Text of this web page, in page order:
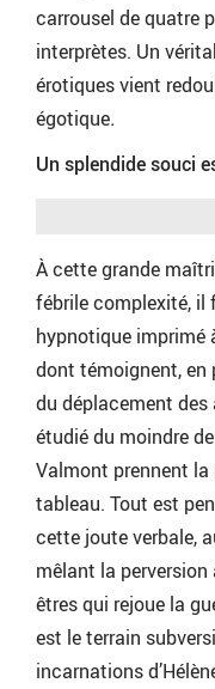
carrousel de quatre
interprètes. Un
érotiques vient
égotique.
Un splendide souci
À cette grande
fébrile complexité, il
hypnotique imprimé
dont témoignent, en
du déplacement
étudié du moindre
Valmont prennent
tableau. Tout est
cette joute verbale,
mêlant la perversion
êtres qui rejoue la
est le terrain
incarnations